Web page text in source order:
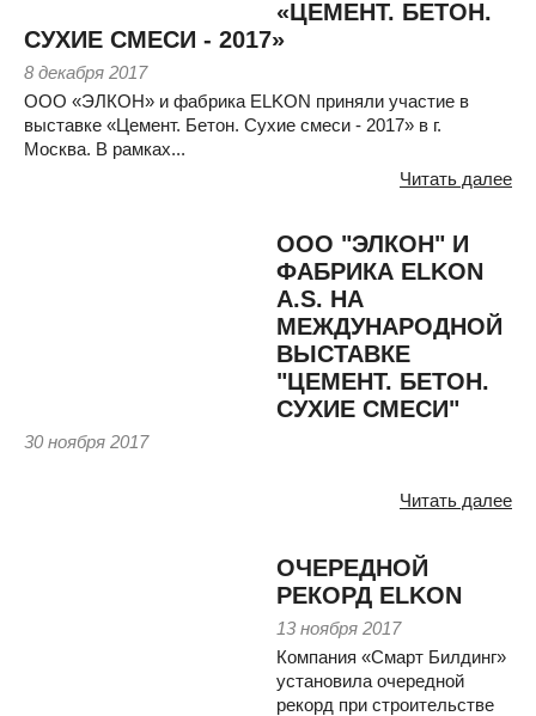
«ЦЕМЕНТ. БЕТОН.
СУХИЕ СМЕСИ - 2017»
8 декабря 2017
ООО «ЭЛКОН» и фабрика ELKON приняли участие в
выставке «Цемент. Бетон. Сухие смеси - 2017» в г.
Москва. В рамках...
Читать далее
ООО "ЭЛКОН" И
ФАБРИКА ELKON
A.S. НА
МЕЖДУНАРОДНОЙ
ВЫСТАВКЕ
"ЦЕМЕНТ. БЕТОН.
СУХИЕ СМЕСИ"
30 ноября 2017
Читать далее
ОЧЕРЕДНОЙ
РЕКОРД ELKON
13 ноября 2017
Компания «Смарт Билдинг»
установила очередной
рекорд при строительстве